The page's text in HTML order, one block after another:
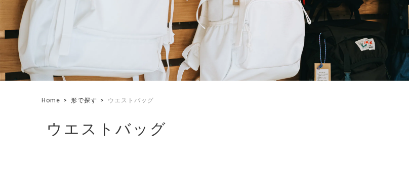
Home 形で探す ウエストバッグ
ウエストバッグ